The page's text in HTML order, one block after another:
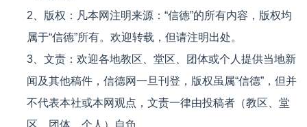
2、版权：凡本网注明来源：“信德”的所有内容，版权均
属于“信德”所有。欢迎转载，但请注明出处。
3、文责：欢迎各地教区、堂区、团体或个人提供当地新
闻及其他稿件，信德网一旦刊登，版权虽属“信德”，但并
不代表本社或本网观点，文责一律由投稿者（教区、堂
区、团体、个人）自负。